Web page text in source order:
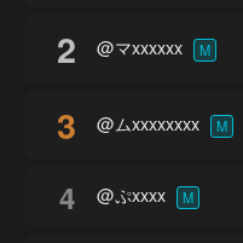
2 @マxxxxxx M
3 @ムxxxxxxxx M
4 @ぷxxxx M